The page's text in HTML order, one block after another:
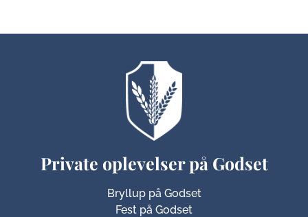
Private oplevelser på Godset
Bryllup på Godset
Fest på Godset